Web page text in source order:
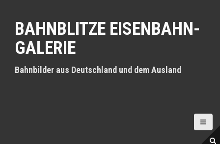
BAHNBLITZE EISENBAHN-
GALERIE
Bahnbilder aus Deutschland und dem Ausland